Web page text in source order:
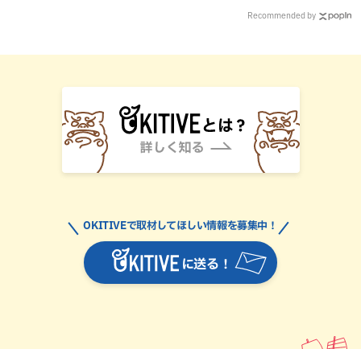
Recommended by
に送る！
OKITIVEで取材してほしい情報を募集中！